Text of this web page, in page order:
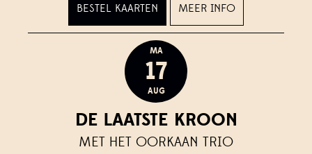
BESTEL KAARTEN MEER INFO
MA
17
AUG
DE LAATSTE KROON
MET HET OORKAAN TRIO